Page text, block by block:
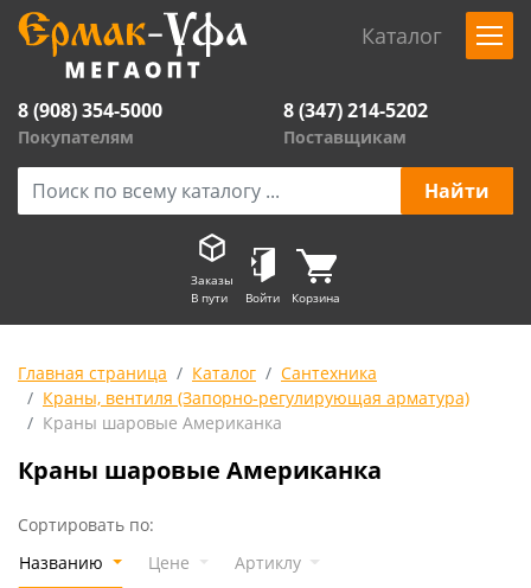
Каталог
8 (908) 354-5000
Покупателям
8 (347) 214-5202
Поставщикам
Заказы
В пути
Войти Корзина
Главная страница Каталог
Сантехника
Краны, вентиля (Запорно-регулирующая арматура)
Краны шаровые Американка
Краны шаровые Американка
Сортировать по:
Названию
Цене Артиклу